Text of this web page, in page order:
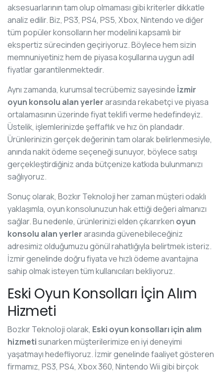
aksesuarlarının tam olup olmaması gibi kriterler dikkatle
analiz edilir. Biz, PS3, PS4, PS5, Xbox, Nintendo ve diğer
tüm popüler konsolların her modelini kapsamlı bir
ekspertiz sürecinden geçiriyoruz. Böylece hem sizin
memnuniyetiniz hem de piyasa koşullarına uygun adil
fiyatlar garantilenmektedir.
Aynı zamanda, kurumsal tecrübemiz sayesinde İzmir
oyun konsolu alan yerlerarasında rekabetçi ve piyasa
ortalamasının üzerinde fiyat teklifi verme hedefindeyiz.
Üstelik, işlemlerinizde şeffaflık ve hız ön plandadır.
Ürünlerinizin gerçek değerinin tam olarak belirlenmesiyle,
anında nakit ödeme seçeneği sunuyor, böylece satışı
gerçekleştirdiğiniz anda bütçenize katkıda bulunmanızı
sağlıyoruz.
Sonuç olarak, Bozkır Teknoloji her zaman müşteri odaklı
yaklaşımla, oyun konsolunuzun hak ettiği değeri almanızı
sağlar. Bu nedenle, ürünlerinizi elden çıkarırken oyun
konsolu alan yerlerarasında güvenebileceğiniz
adresimiz olduğumuzu gönül rahatlığıyla belirtmek isteriz.
İzmir genelinde doğru fiyata ve hızlı ödeme avantajına
sahip olmak isteyen tüm kullanıcıları bekliyoruz.
Eski Oyun Konsolları İçin Alım
Hizmeti
Bozkır Teknoloji olarak, Eski oyun konsolları için alım
hizmetisunarken müşterilerimize en iyi deneyimi
yaşatmayı hedefliyoruz. İzmir genelinde faaliyet gösteren
firmamız, PS3, PS4, Xbox 360, Nintendo Wii gibi birçok